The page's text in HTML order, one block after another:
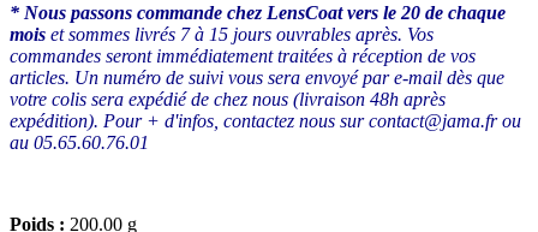
* Nous passons commande chez LensCoat vers le 20 de chaque
mois et sommes livrés 7 à 15 jours ouvrables après. Vos
commandes seront immédiatement traitées à réception de vos
articles. Un numéro de suivi vous sera envoyé par e-mail dès que
votre colis sera expédié de chez nous (livraison 48h après
expédition). Pour + d'infos, contactez nous sur contact@jama.fr ou
au 05.65.60.76.01
Poids : 200.00 g